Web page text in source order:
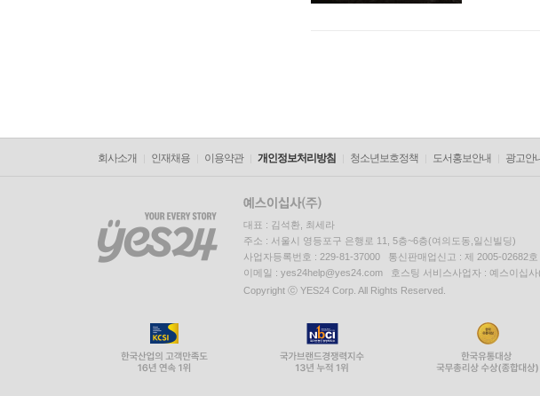
회사소개 인재채용 이용약관 개인정보처리방침 청소년보호정책 도서홍보안내 광고안
대표 : 김석환, 최세라
주소 : 서울시 영등포구 은행로 11, 5층~6층(여의도동,일신빌딩)
사업자등록번호 : 229-81-37000 통신판매업신고 : 제 2005-02682호
이메일 : yes24help@yes24.com 호스팅 서비스사업자 : 예스이십사
Copyright ⓒ YES24 Corp. All Rights Reserved.